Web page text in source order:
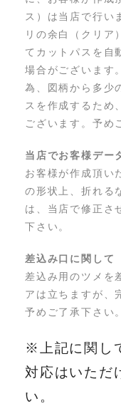
ス）は当店で行い
リの余白（クリア
てカットパスを自
場合がございます
為、図柄から多少
スを作成するため
ございます。予め
当店でお客様デー
お客様が作成頂い
の形状上、折れる
は、当店で修正さ
下さい。
差込み口に関して
差込み用のツメを
アは立ちますが、
予めご了承下さい。
※上記に関し
対応はいただ
い。